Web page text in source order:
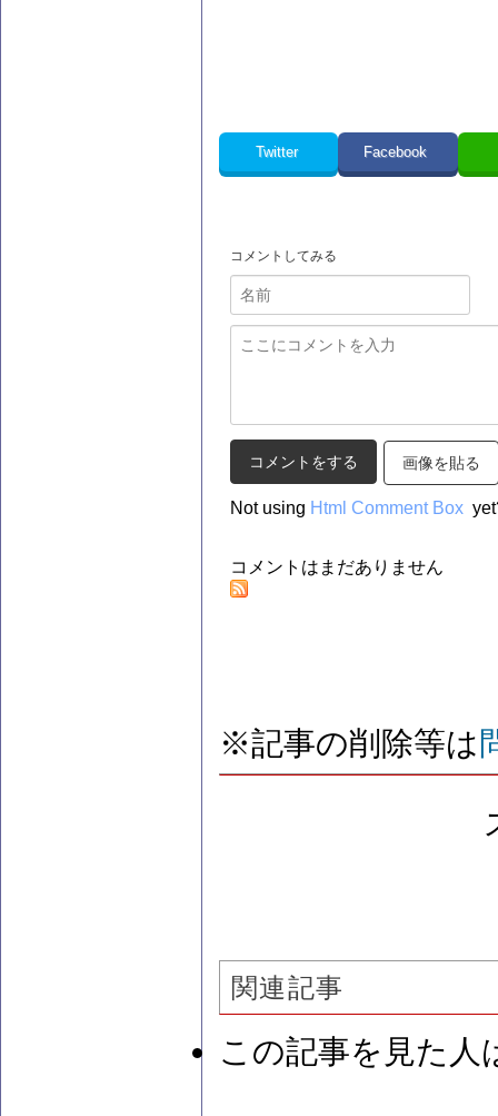
Twitter Facebook
コメントしてみる
画像を貼る
Not using Html Comment Box
コメントはまだありません
※記事の削除等は
関連記事
この記事を見た人